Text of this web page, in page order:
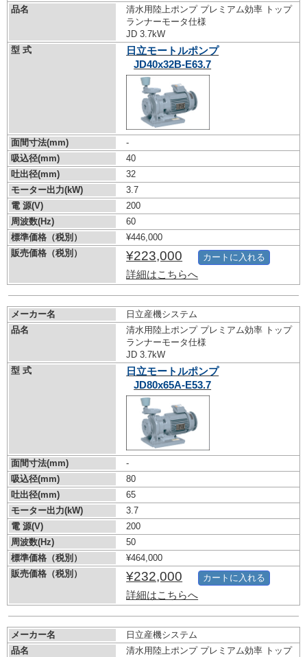
品名
清水用陸上ポンプ プレミアム効率 トップ
ランナーモータ仕様
JD 3.7kW
型 式
日立モートルポンプ
JD40x32B-E63.7
面間寸法(mm)
-
吸込径(mm)
40
吐出径(mm)
32
モーター出力(kW)
3.7
電 源(V)
200
周波数(Hz)
60
標準価格（税別）
¥446,000
販売価格（税別）
¥223,000
詳細はこちらへ
カートに入れる
メーカー名
日立産機システム
品名
清水用陸上ポンプ プレミアム効率 トップ
ランナーモータ仕様
JD 3.7kW
型 式
日立モートルポンプ
JD80x65A-E53.7
面間寸法(mm)
-
吸込径(mm)
80
吐出径(mm)
65
モーター出力(kW)
3.7
電 源(V)
200
周波数(Hz)
50
標準価格（税別）
¥464,000
販売価格（税別）
¥232,000
詳細はこちらへ
カートに入れる
メーカー名
日立産機システム
品名
清水用陸上ポンプ プレミアム効率 トップ